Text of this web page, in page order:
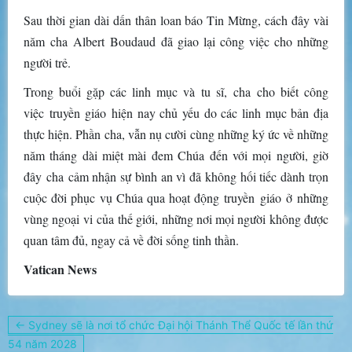
Sau thời gian dài dấn thân loan báo Tin Mừng, cách đây vài
năm cha Albert Boudaud đã giao lại công việc cho những
người trẻ.
Trong buổi gặp các linh mục và tu sĩ, cha cho biết công
việc truyền giáo hiện nay chủ yếu do các linh mục bản địa
thực hiện. Phần cha, vẫn nụ cười cùng những ký ức về những
năm tháng dài miệt mài đem Chúa đến với mọi người, giờ
đây cha cảm nhận sự bình an vì đã không hối tiếc dành trọn
cuộc đời phục vụ Chúa qua hoạt động truyền giáo ở những
vùng ngoại vi của thế giới, những nơi mọi người không được
quan tâm đủ, ngay cả về đời sống tinh thần.
Vatican News
Điều
hướng
← Sydney sẽ là nơi tổ chức Đại hội Thánh Thể Quốc tế lần thứ
54 năm 2028